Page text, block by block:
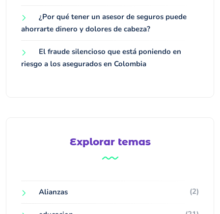
¿Por qué tener un asesor de seguros puede
ahorrarte dinero y dolores de cabeza?
El fraude silencioso que está poniendo en
riesgo a los asegurados en Colombia
Explorar temas
Alianzas (2)